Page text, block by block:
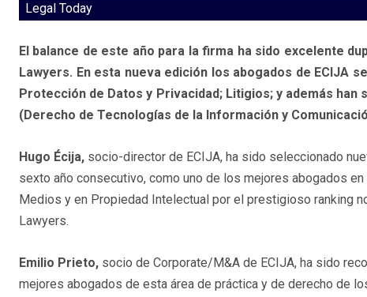
Legal Today
El balance de este año para la firma ha sido excelente
Lawyers. En esta nueva edición los abogados de ECIJA
Protección de Datos y Privacidad; Litigios; y además
(Derecho de Tecnologías de la Información y
Hugo Écija, socio-director de ECIJA, ha sido seleccionado
sexto año consecutivo, como uno de los mejores abogados
Medios y en Propiedad Intelectual por el prestigioso ranking
Lawyers.
Emilio Prieto, socio de Corporate/M&A de ECIJA, ha sido
mejores abogados de esta área de práctica y de derecho de